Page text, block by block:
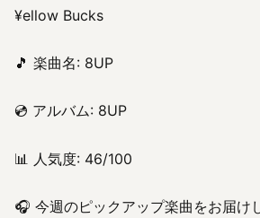
¥ellow Bucks
🎵 楽曲名: 8UP
💿 アルバム: 8UP
📊 人気度: 46/100
🎧 今週のピックアップ楽曲をお届け